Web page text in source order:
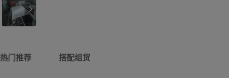
热门推荐 搭配组货